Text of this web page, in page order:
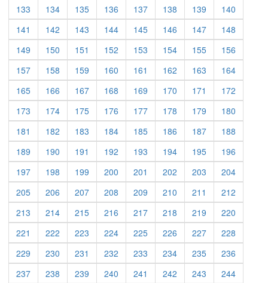
133
134 135 136 137 138 139
140
141
142 143 144 145 146 147
148
149
150 151 152 153 154 155
156
157
158 159 160 161 162 163
164
165
166 167 168 169 170 171
172
173
174 175 176 177 178 179
180
181
182 183 184 185 186 187
188
189
190 191 192 193 194 195
196
197
198 199 200 201 202 203
204
205
206 207 208 209 210 211
212
213
214 215 216 217 218 219
220
221
222 223 224 225 226 227
228
229
230 231 232 233 234 235
236
237
238 239 240 241 242 243
244